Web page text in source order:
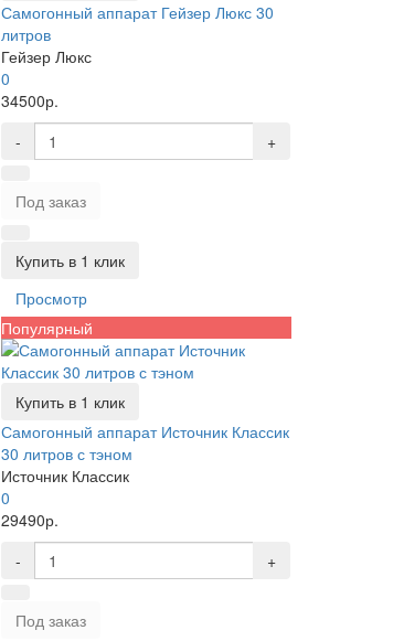
Самогонный аппарат Гейзер Люкс 30
литров
Гейзер Люкс
0
34500р.
-
+
Под заказ
Купить в 1 клик
Просмотр
Популярный
Купить в 1 клик
Самогонный аппарат Источник Классик
30 литров с тэном
Источник Классик
0
29490р.
-
+
Под заказ